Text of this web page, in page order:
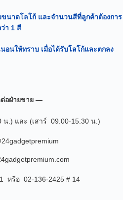
นาดโลโก้ และจำนวนสีที่ลูกค้าต้องการ
า 1 สี
อนให้ทราบ เมื่อได้รับโลโก้และตกลง
อฝ่ายขาย —
น.) และ (เสาร์ 09.00-15.30 น.)
หรือ 02-136-2425 # 14